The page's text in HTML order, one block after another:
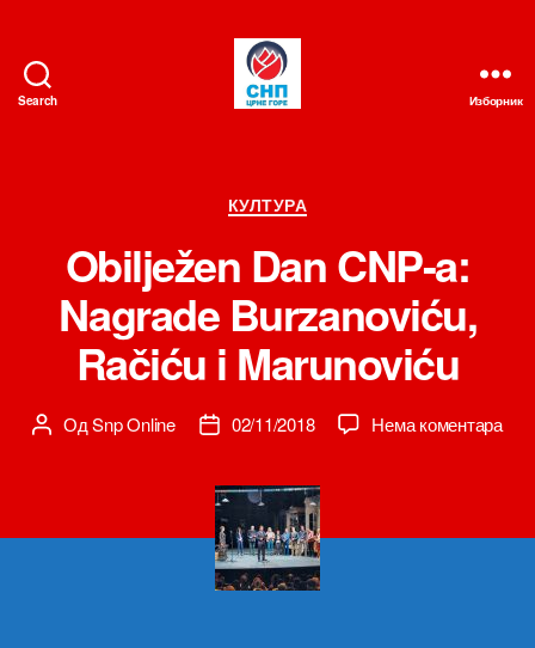
Search Изборник
Категорије
КУЛТУРА
Obilježen Dan CNP-a:
Nagrade Burzanoviću,
Račiću i Marunoviću
Аутор
ОдSnp Online
Датум02/11/2018 Нема коментарана